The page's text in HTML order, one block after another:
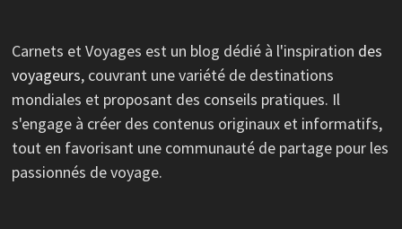
Carnets et Voyages est un blog dédié à l'inspiration des
voyageurs, couvrant une variété de destinations
mondiales et proposant des conseils pratiques. Il
s'engage à créer des contenus originaux et informatifs,
tout en favorisant une communauté de partage pour les
passionnés de voyage.